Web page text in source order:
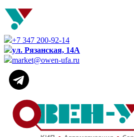
+7 347 200-92-14
ул. Рязанская, 14А
market@owen-ufa.ru